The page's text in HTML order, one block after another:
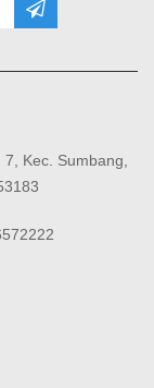
Kec. Sumbang,